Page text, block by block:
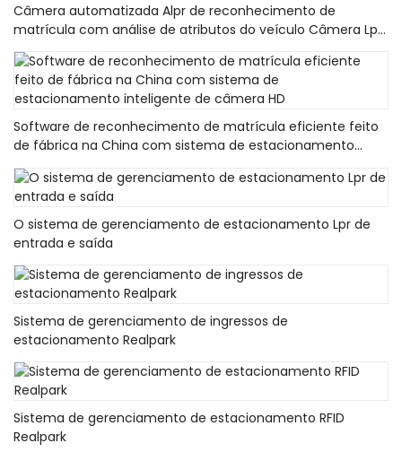
Câmera automatizada Alpr de reconhecimento de
matrícula com análise de atributos do veículo Câmera Lpr
Câmera Anpr
Software de reconhecimento de matrícula eficiente feito
de fábrica na China com sistema de estacionamento
inteligente de câmera HD
O sistema de gerenciamento de estacionamento Lpr de
entrada e saída
Sistema de gerenciamento de ingressos de
estacionamento Realpark
Sistema de gerenciamento de estacionamento RFID
Realpark